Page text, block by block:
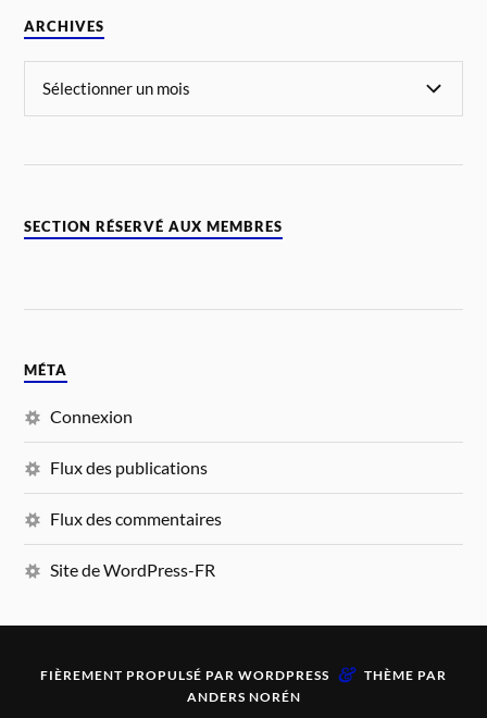
ARCHIVES
SECTION RÉSERVÉ AUX MEMBRES
MÉTA
Connexion
Flux des publications
Flux des commentaires
Site de WordPress-FR
FIÈREMENT PROPULSÉ PAR WORDPRESS & THÈME PAR
ANDERS NORÉN